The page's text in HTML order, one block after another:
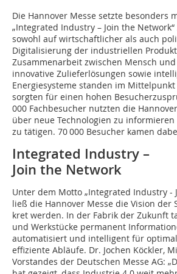
Die Hannover Messe setzte besonders
„Integrated Industry – Join the
sowohl auf wirtschaftlicher als auch
Digitalisierung der industriellen
Zusammenarbeit zwischen Mensch
innovative Zulieferlösungen sowie
Energiesysteme standen im
sorgten für einen hohen
000 Fachbesucher nutzten die
über neue Technologien zu
zu tätigen. 70 000 Besucher kamen
Integrated Industry –
Join the Network
Unter dem Motto „Integrated Industry -
ließ die Hannover Messe die Vision der
kret werden. In der Fabrik der Zukunft
und Werkstücke permanent
automatisiert und intelligent für
effiziente Abläufe. Dr. Jochen Köckler,
Vorstandes der Deutschen Messe AG: